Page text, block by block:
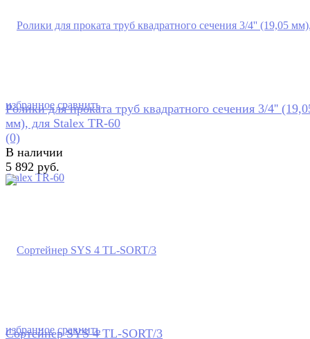
избранное сравнить
избранное сравнить
Ролики для проката труб квадратного сечения 3/4''
мм), для Stalex TR-60
(0)
В наличии
5 892 руб.
Сортейнер SYS 4 TL-SORT/3